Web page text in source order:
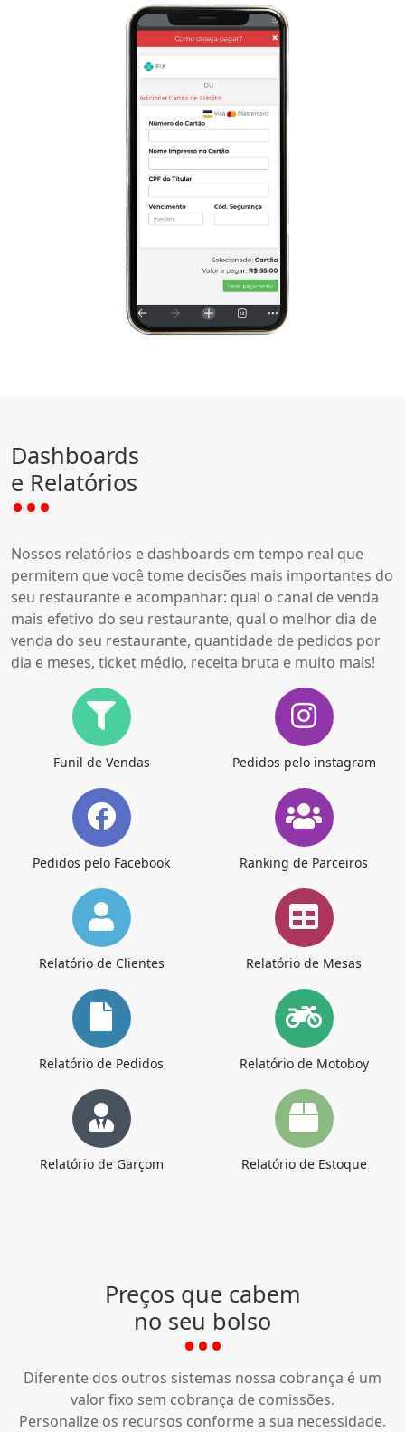
Dashboards
e Relatórios
Nossos relatórios e dashboards em tempo real que
permitem que você tome decisões mais importantes do
seu restaurante e acompanhar: qual o canal de venda
mais efetivo do seu restaurante, qual o melhor dia de
venda do seu restaurante, quantidade de pedidos por
dia e meses, ticket médio, receita bruta e muito mais!
Funil de Vendas Pedidos pelo instagram
Pedidos pelo Facebook Ranking de Parceiros
Relatório de Clientes Relatório de Mesas
Relatório de Pedidos Relatório de Motoboy
Relatório de Garçom Relatório de Estoque
Preços que cabem
no seu bolso
Diferente dos outros sistemas nossa cobrança é um
valor fixo sem cobrança de comissões.
Personalize os recursos conforme a sua necessidade.